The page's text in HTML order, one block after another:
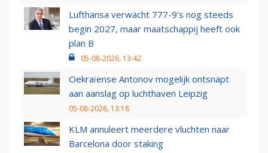
Lufthansa verwacht 777-9’s nog steeds
begin 2027, maar maatschappij heeft ook
plan B
05-08-2026, 13:42
Oekraïense Antonov mogelijk ontsnapt
aan aanslag op luchthaven Leipzig
05-08-2026, 13:18
KLM annuleert meerdere vluchten naar
Barcelona door staking